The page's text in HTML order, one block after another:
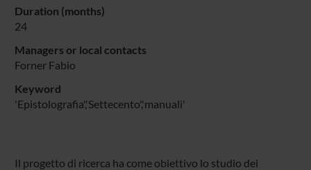
Duration (months)
24
Managers or local contacts
Forner Fabio
Keyword
'Epistolografia','Settecento','manuali'
Il progetto di ricerca ha come obiettivo lo studio dei